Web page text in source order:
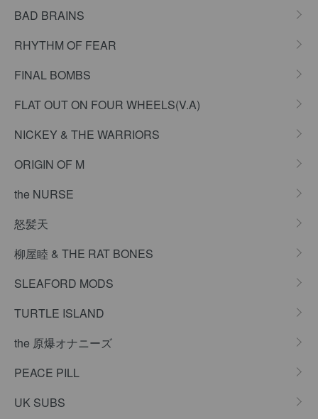
BAD BRAINS
RHYTHM OF FEAR
FINAL BOMBS
FLAT OUT ON FOUR WHEELS(V.A)
NICKEY & THE WARRIORS
ORIGIN OF M
the NURSE
怒髪天
柳屋睦 & THE RAT BONES
SLEAFORD MODS
TURTLE ISLAND
the 原爆オナニーズ
PEACE PILL
UK SUBS